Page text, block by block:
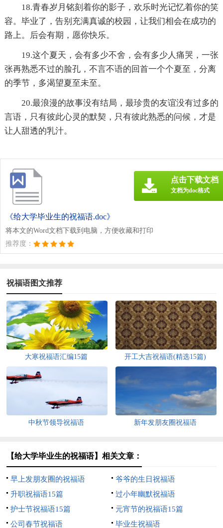
18.青春岁月铭刻着你的影子，欢乐时光记忆着你的笑
容。毕业了，告别充满真诚的校园，让我们相会在成功的
路上。后会有期，愿你快乐。
19.这个夏天，会有多少不舍，会有多少人痛哭，一张
张再熟悉不过的脸孔，不言不语的回首一个个夏至，分离
的季节，多渴望夏至未至。
20.最浪漫的故事没有结局，最珍贵的友谊没有过多的
言语，只有彼此心灵的默契，只有彼此熟悉的问候，才是
让人甜透的乳汁。
《给大学毕业生的祝福语.doc》
将本文的Word文档下载到电脑，方便收藏和打印
推荐度：
点击下载文档
文档为doc格式
祝福语图文推荐
大寒祝福语汇编15篇 开工大吉祝福语(精选15篇)
中秋节领导祝福语 新年发朋友圈祝福语
【给大学毕业生的祝福语】相关文章：
早上发朋友圈的祝福语
爷爷的生日祝福语
升职祝福语15篇
过小年幽默祝福语
护士节祝福语15篇
元宵节的祝福语15篇
公司春节祝福语
毕业生祝福语